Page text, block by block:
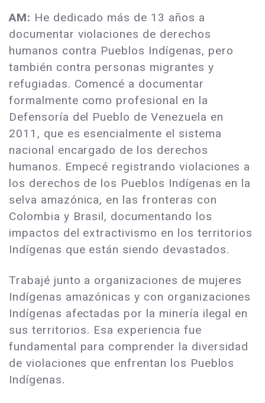
AM: He dedicado más de 13 años a
documentar violaciones de derechos
humanos contra Pueblos Indígenas, pero
también contra personas migrantes y
refugiadas. Comencé a documentar
formalmente como profesional en la
Defensoría del Pueblo de Venezuela en
2011, que es esencialmente el sistema
nacional encargado de los derechos
humanos. Empecé registrando violaciones a
los derechos de los Pueblos Indígenas en la
selva amazónica, en las fronteras con
Colombia y Brasil, documentando los
impactos del extractivismo en los territorios
Indígenas que están siendo devastados.
Trabajé junto a organizaciones de mujeres
Indígenas amazónicas y con organizaciones
Indígenas afectadas por la minería ilegal en
sus territorios. Esa experiencia fue
fundamental para comprender la diversidad
de violaciones que enfrentan los Pueblos
Indígenas.